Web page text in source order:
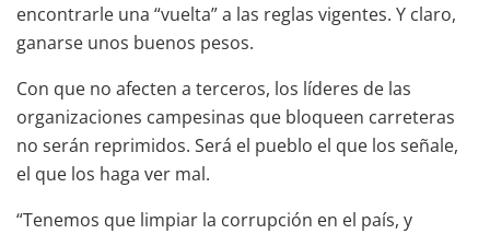
encontrarle una “vuelta” a las reglas vigentes. Y claro,
ganarse unos buenos pesos.
Con que no afecten a terceros, los líderes de las
organizaciones campesinas que bloqueen carreteras
no serán reprimidos. Será el pueblo el que los señale,
el que los haga ver mal.
“Tenemos que limpiar la corrupción en el país, y